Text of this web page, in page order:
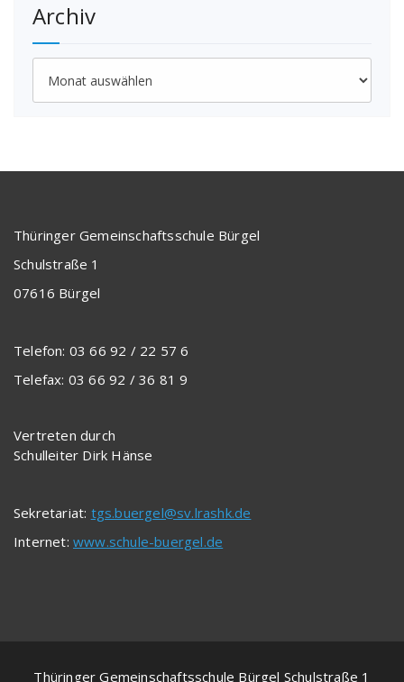
Archiv
Thüringer Gemeinschaftsschule Bürgel
Schulstraße 1
07616 Bürgel
Telefon: 03 66 92 / 22 57 6
Telefax: 03 66 92 / 36 81 9
Vertreten durch
Schulleiter Dirk Hänse
Sekretariat: tgs.buergel@sv.lrashk.de
Internet: www.schule-buergel.de
Thüringer Gemeinschaftsschule Bürgel Schulstraße 1